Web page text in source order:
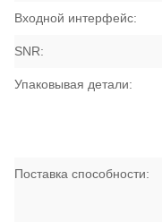
Входной интерфейс:
SNR:
Упаковывая детали:
Поставка способности: